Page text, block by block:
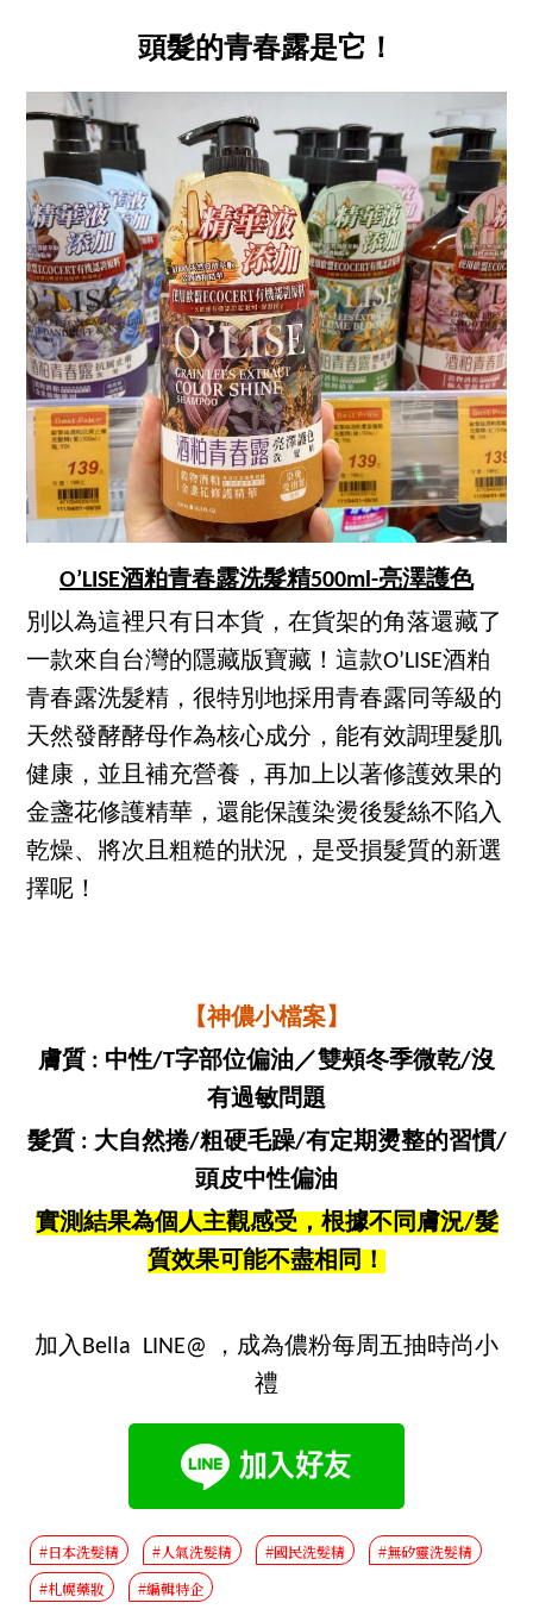
頭髮的青春露是它！
O’LISE酒粕青春露洗髮精500ml-亮澤護色
別以為這裡只有日本貨，在貨架的角落還藏了
一款來自台灣的隱藏版寶藏！這款O’LISE酒粕
青春露洗髮精，很特別地採用青春露同等級的
天然發酵酵母作為核心成分，能有效調理髮肌
健康，並且補充營養，再加上以著修護效果的
金盞花修護精華，還能保護染燙後髮絲不陷入
乾燥、將次且粗糙的狀況，是受損髮質的新選
擇呢！
【神儂小檔案】
膚質 : 中性/T字部位偏油／雙頰冬季微乾/沒
有過敏問題
髮質 : 大自然捲/粗硬毛躁/有定期燙整的習慣/
頭皮中性偏油
實測結果為個人主觀感受，根據不同膚況/髮
質效果可能不盡相同！
加入Bella LINE@ ，成為儂粉每周五抽時尚小
禮
#日本洗髮精 #人氣洗髮精 #國民洗髮精
#無矽靈洗髮精
#札幌藥妝
#編輯特企